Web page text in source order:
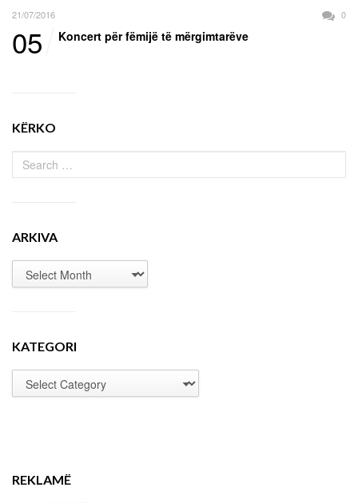
21/07/2016 0
05 Koncert për fëmijë të mërgimtarëve
KËRKO
ARKIVA
KATEGORI
REKLAMË